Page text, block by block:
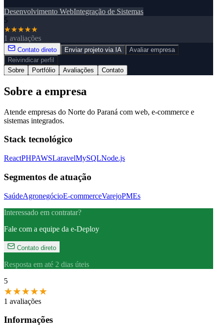
Desenvolvimento WebIntegração de Sistemas
5
★★★★★
1 avaliações
Contato direto Enviar projeto via IA
Avaliar empresa
Reivindicar perfil
Sobre
Portfólio Avaliações Contato
Sobre a empresa
Atende empresas do Norte do Paraná com web, e-commerce e
sistemas integrados.
Stack tecnológico
ReactPHPAWSLaravelMySQLNode.js
Segmentos de atuação
SaúdeAgronegócioE-commerceVarejoPMEs
Interessado em contratar?
Fale com a equipe da e-Deploy
Contato direto
Resposta em até 2 dias úteis
5
★★★★★
1 avaliações
Informações